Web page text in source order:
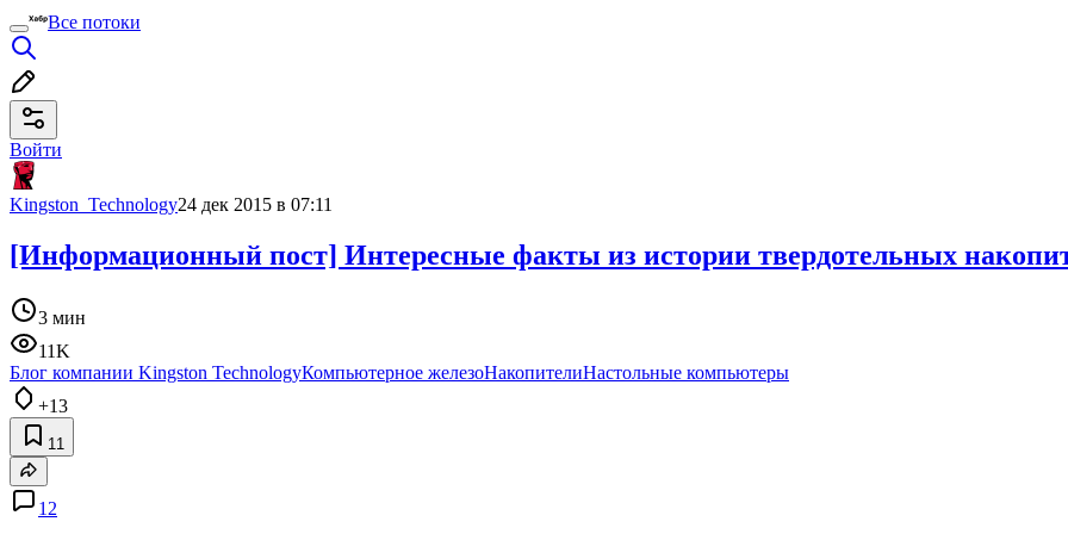
Все потоки
Войти
Kingston_Technology24 дек 2015 в 07:11
[Информационный пост] Интересные факты из истории твердотельных
3 мин
11K
Блог компании Kingston TechnologyКомпьютерное железоНакопителиНастольные компьютеры
+13
11
12